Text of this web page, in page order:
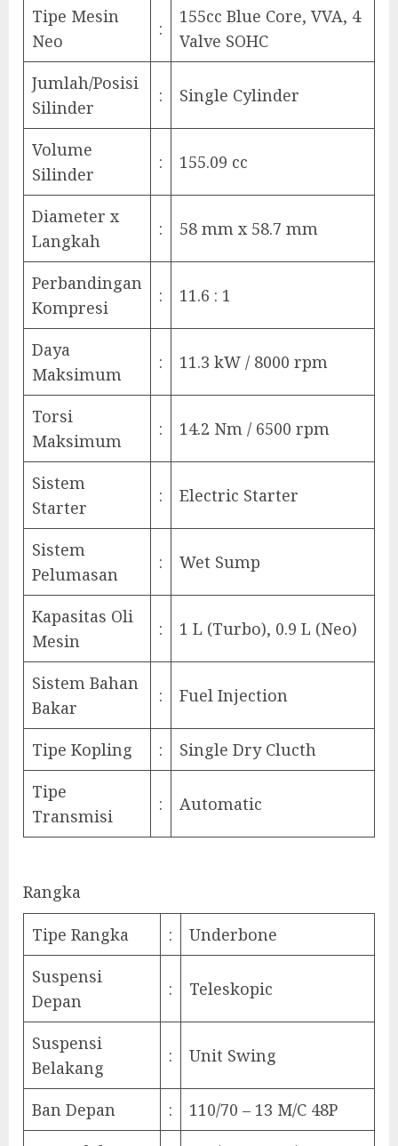
Tipe Mesin
Neo
:
155cc Blue Core, VVA, 4
Valve SOHC
Jumlah/Posisi
Silinder
: Single Cylinder
Volume
Silinder
: 155.09 cc
Diameter x
Langkah
: 58 mm x 58.7 mm
Perbandingan
Kompresi
: 11.6 : 1
Daya
Maksimum
: 11.3 kW / 8000 rpm
Torsi
Maksimum
: 14.2 Nm / 6500 rpm
Sistem
Starter
: Electric Starter
Sistem
Pelumasan
: Wet Sump
Kapasitas Oli
Mesin
: 1 L (Turbo), 0.9 L (Neo)
Sistem Bahan
Bakar
: Fuel Injection
Tipe Kopling :
Single Dry Clucth
Tipe
Transmisi
: Automatic
Rangka
Tipe Rangka
:
Underbone
Suspensi
Depan
: Teleskopic
Suspensi
Belakang
: Unit Swing
Ban Depan :
110/70 – 13 M/C 48P